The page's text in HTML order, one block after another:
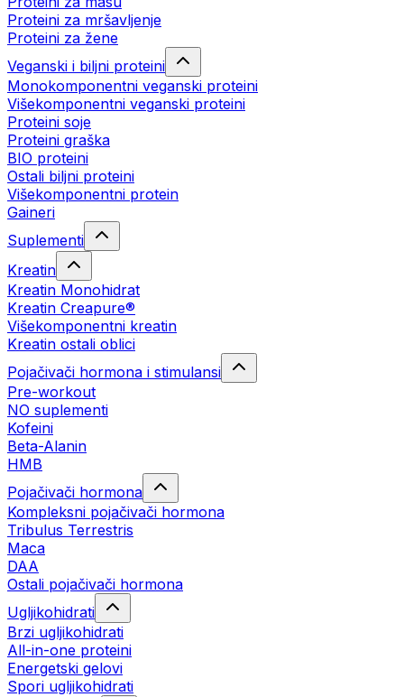
Proteini za mršavljenje
Proteini za žene
Veganski i biljni proteini
Monokomponentni veganski proteini
Višekomponentni veganski proteini
Proteini soje
Proteini graška
BIO proteini
Ostali biljni proteini
Višekomponentni protein
Gaineri
Suplementi
Kreatin
Kreatin Monohidrat
Kreatin Creapure®
Višekomponentni kreatin
Kreatin ostali oblici
Pojačivači hormona i stimulansi
Pre-workout
NO suplementi
Kofeini
Beta-Alanin
HMB
Pojačivači hormona
Kompleksni pojačivači hormona
Tribulus Terrestris
Maca
DAA
Ostali pojačivači hormona
Ugljikohidrati
Brzi ugljikohidrati
All-in-one proteini
Energetski gelovi
Spori ugljikohidrati